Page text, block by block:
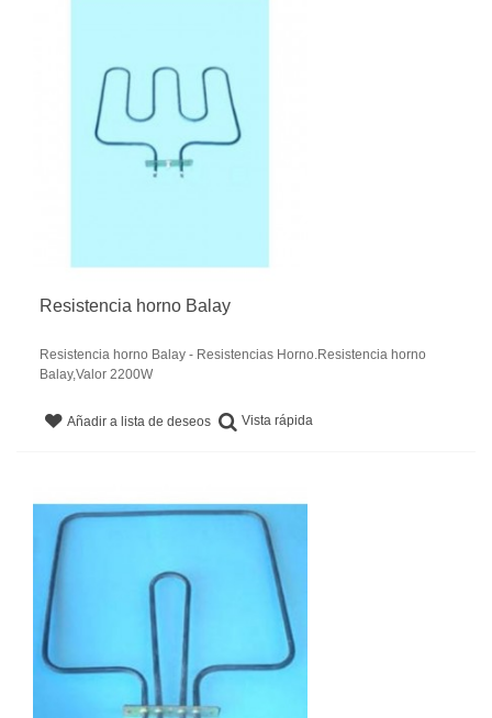
Resistencia horno Balay
Resistencia horno Balay - Resistencias Horno.Resistencia horno
Balay,Valor 2200W
Añadir a lista de deseos Vista rápida